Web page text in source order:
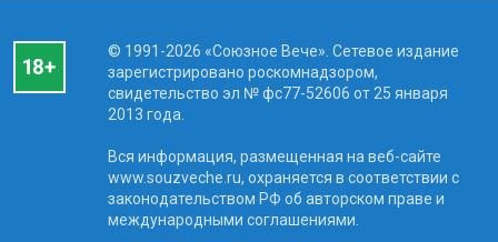
© 1991-2026 «Союзное Вече». Сетевое издание
зарегистрировано роскомнадзором,
свидетельство эл № фc77-52606 от 25 января
2013 года.
Вся информация, размещенная на веб-сайте
www.souzveche.ru, охраняется в соответствии с
законодательством РФ об авторском праве и
международными соглашениями.